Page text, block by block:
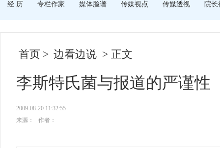
经 历 专栏作家 媒体脸谱 传媒视点 传媒透视 院长
首页 > 边看边说 > 正文
李斯特氏菌与报道的严谨性
2009-08-20 11:32:55
来源：
作者：